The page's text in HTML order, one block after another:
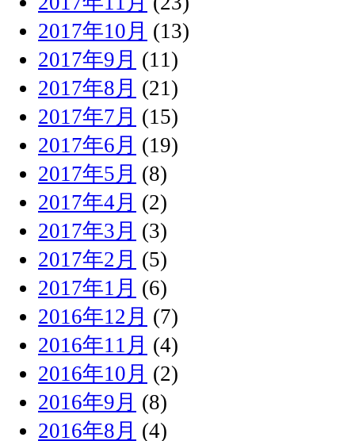
2017年10月 (13)
2017年9月 (11)
2017年8月 (21)
2017年7月 (15)
2017年6月 (19)
2017年5月 (8)
2017年4月 (2)
2017年3月 (3)
2017年2月 (5)
2017年1月 (6)
2016年12月 (7)
2016年11月 (4)
2016年10月 (2)
2016年9月 (8)
2016年8月 (4)